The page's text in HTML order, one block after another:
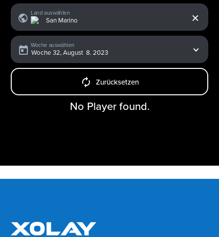
Land auswählen
Woche auswählen
Zurücksetzen
No Player found.